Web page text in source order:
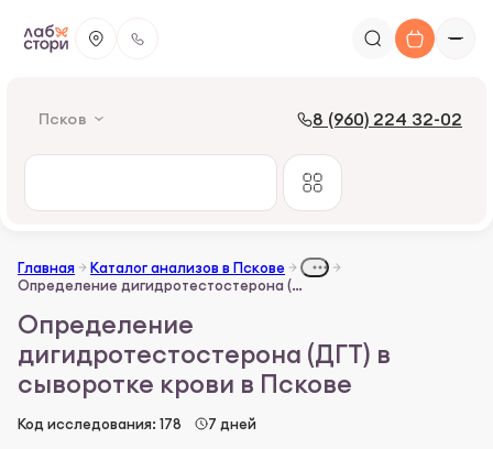
Псков 8 (960) 224 32-02
Главная
Каталог анализов в Пскове
Определение дигидротестостерона (ДГТ) в сыворотке крови
Определение
дигидротестостерона (ДГТ) в
сыворотке крови в Пскове
Код исследования: 178 7 дней